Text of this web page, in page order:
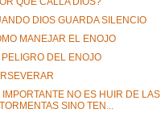
DIOS GUARDA SILENCIO
MANEJAR EL ENOJO
PELIGRO DEL ENOJO
IMPORTANTE NO ES HUIR DE LAS
TORMENTAS SINO TEN...